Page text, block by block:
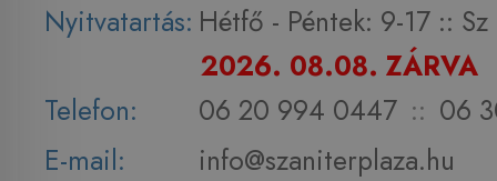
Nyitvatartás: Hétfő - Péntek: 9-17 :: Sz
2026. 08.08. ZÁRVA
Telefon:
06 20 994 0447 :: 06
E-mail:
info@szaniterplaza.hu